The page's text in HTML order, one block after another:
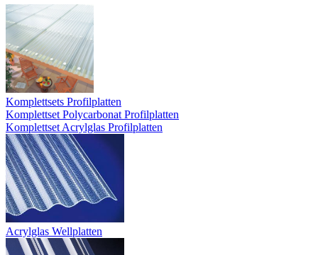
Komplettsets Profilplatten
Komplettset Polycarbonat Profilplatten
Komplettset Acrylglas Profilplatten
Acrylglas Wellplatten